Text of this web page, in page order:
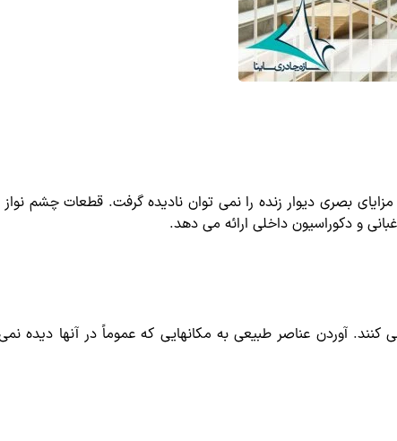
بصری دیوار زنده را نمی توان نادیده گرفت. قطعات چشم
و دکوراسیون داخلی ارائه می دهد.
آوردن عناصر طبیعی به مکانهایی که عموماً در آنها دیده